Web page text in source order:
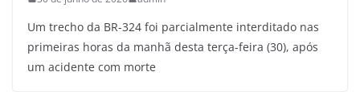
Um trecho da BR-324 foi parcialmente interditado nas
primeiras horas da manhã desta terça-feira (30), após
um acidente com morte